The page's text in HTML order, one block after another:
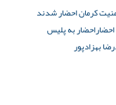
کرمان احضار شدند
احضاراحضار به پلیس
بهزادپور